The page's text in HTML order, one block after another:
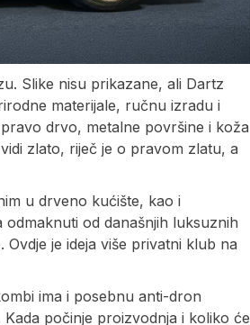
Slike nisu prikazane, ali Dartz
materijale, ručnu izradu i
drvo, metalne površine i koža
zlato, riječ je o pravom zlatu, a
u drveno kućište, kao i
od današnjih luksuznih
je ideja više privatni klub na
ima i posebnu anti-dron
počinje proizvodnja i koliko će